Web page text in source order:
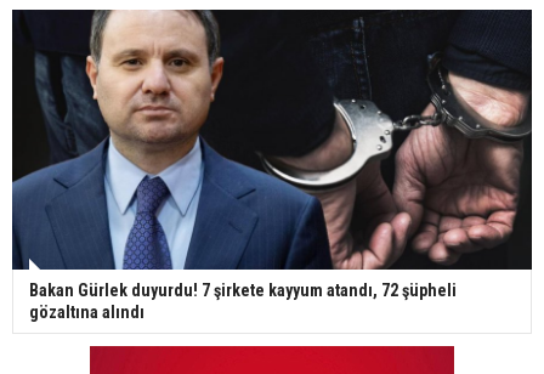
Bakan Gürlek duyurdu! 7 şirkete kayyum atandı, 72 şüpheli
gözaltına alındı